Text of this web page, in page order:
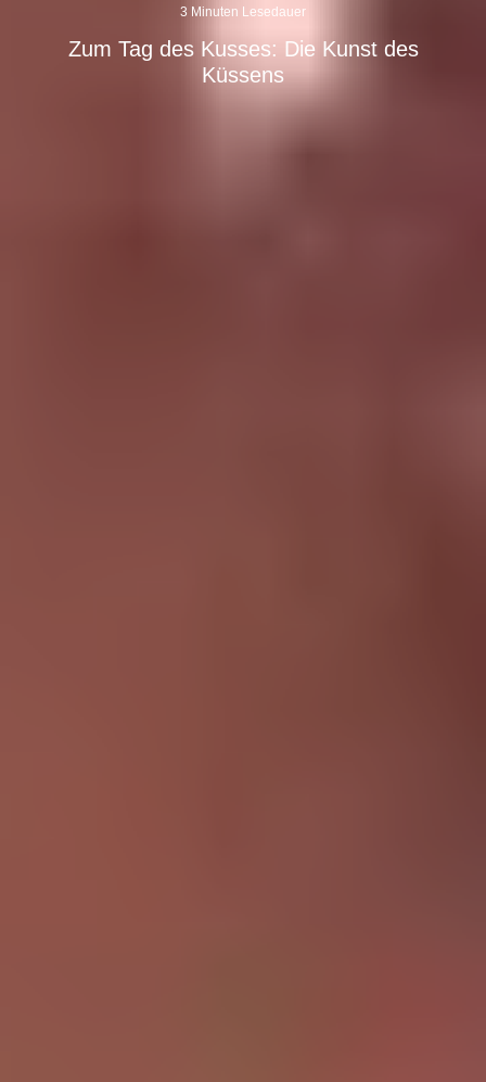
3 Minuten Lesedauer
Zum Tag des Kusses: Die Kunst des
Küssens